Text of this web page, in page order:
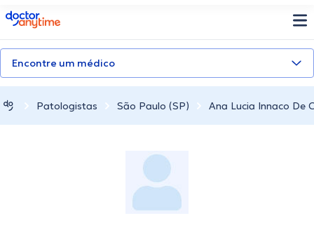
doctoranytime
Encontre um médico
Patologistas São Paulo (SP) Ana Lucia Innaco De